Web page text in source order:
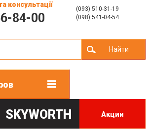
консультації
84-00
(093) 510-31-19
(098) 541-04-54
Найти
SKYWORTH Акции